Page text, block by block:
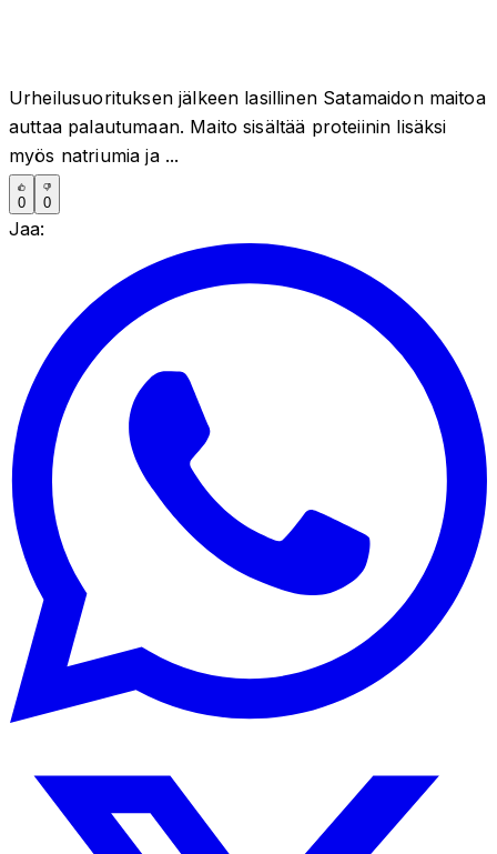
Urheilusuorituksen jälkeen lasillinen Satamaidon maitoa
auttaa palautumaan. Maito sisältää proteiinin lisäksi
myös natriumia ja ...
0 0
Jaa: